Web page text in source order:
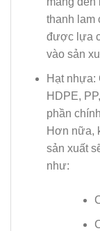
thanh lam
được lựa
vào sản
Hạt nhựa:
HDPE,
phần
Hơn nữa,
sản xuất
như: